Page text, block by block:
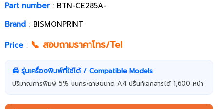
Part number: BTN-CE285A-
Brand : BISMONPRINT
Price : 📞 สอบถามราคาโทร/Tel
🖨️ รุ่นเครื่องพิมพ์ที่ใช้ได้ / Compatible Models
ปริมาณการพิมพ์ 5% บนกระดาษขนาด A4 ปริ้นท์เอกสารได้ 1,600 หน้า